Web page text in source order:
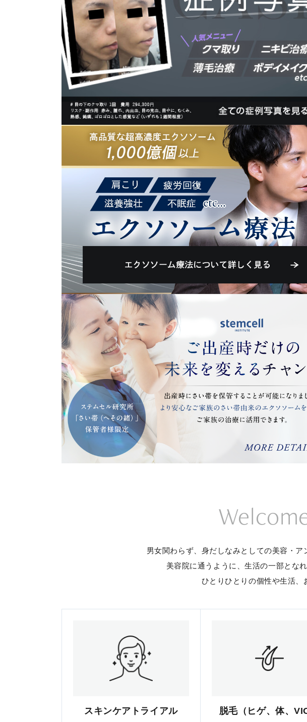
男女関わらず、身だしなみとしての美容・ア
美容院に通うように、生活の一部となれ
ひとりひとりの個性や生活、
スキンケアトライアル 脱毛（ヒゲ、体、